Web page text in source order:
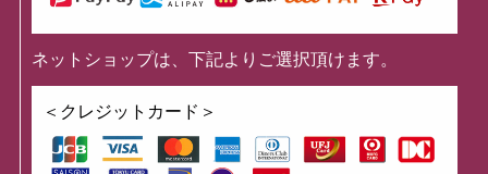
ネットショップは、下記よりご選択頂けます。
＜クレジットカード＞